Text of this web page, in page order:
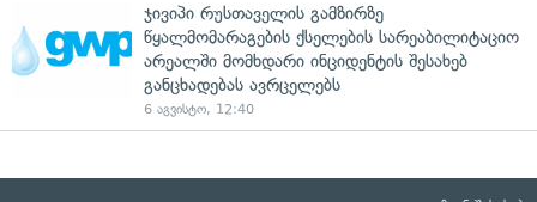
ჯივიპი რუსთაველის გამზირზე
წყალმომარაგების ქსელების სარეაბილიტაციო
არეალში მომხდარი ინციდენტის შესახებ
განცხადებას ავრცელებს
6 აგვისტო, 12:40